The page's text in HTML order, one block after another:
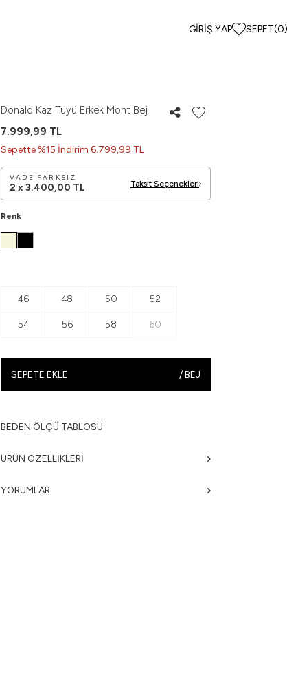
GIRIŞ YAP SEPET(0)
Donald Kaz Tüyü Erkek Mont Bej
7.999,99 TL
Sepette %15 İndirim 6.799,99 TL
VADE FARKSIZ
2 x 3.400,00 TL Taksit Seçenekleri
Renk
46 48 50 52
54 56 58 60
SEPETE EKLE /BEJ
BEDEN ÖLÇÜ TABLOSU
ÜRÜN ÖZELLIKLERI
YORUMLAR